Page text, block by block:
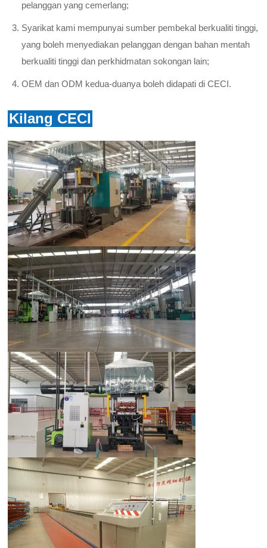
pelanggan yang cemerlang;
Syarikat kami mempunyai sumber pembekal berkualiti tinggi,
yang boleh menyediakan pelanggan dengan bahan mentah
berkualiti tinggi dan perkhidmatan sokongan lain;
OEM dan ODM kedua-duanya boleh didapati di CECI.
Kilang CECI